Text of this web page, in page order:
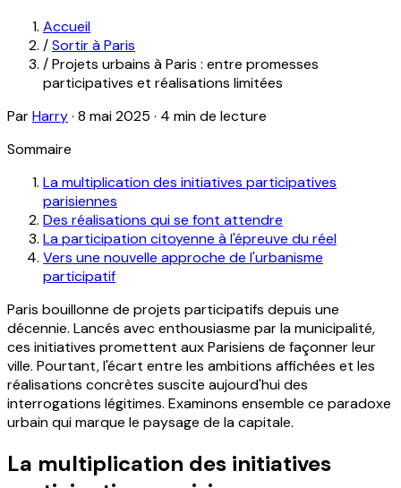
Accueil
/Sortir à Paris
/Projets urbains à Paris : entre promesses
participatives et réalisations limitées
ParHarry· 8 mai 2025 · 4 min de lecture
Sommaire
La multiplication des initiatives participatives
parisiennes
Des réalisations qui se font attendre
La participation citoyenne à l'épreuve du réel
Vers une nouvelle approche de l'urbanisme
participatif
Paris bouillonne de projets participatifs depuis une
décennie. Lancés avec enthousiasme par la municipalité,
ces initiatives promettent aux Parisiens de façonner leur
ville. Pourtant, l'écart entre les ambitions affichées et les
réalisations concrètes suscite aujourd'hui des
interrogations légitimes. Examinons ensemble ce paradoxe
urbain qui marque le paysage de la capitale.
La multiplication des initiatives